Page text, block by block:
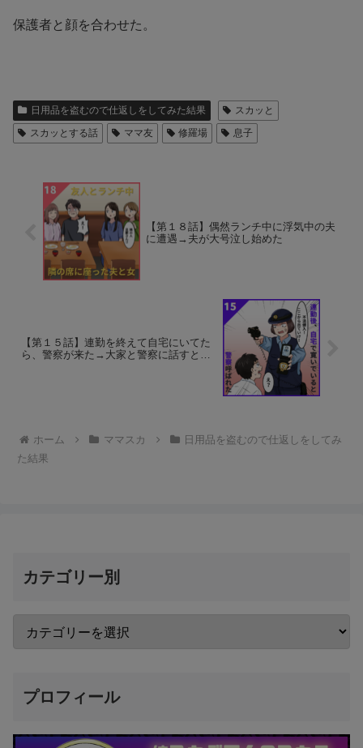
保護者と顔を合わせた。
日用品を盗むので仕返しをしてみた結果
スカッと
スカッとする話
ママ友 修羅場 息子
【第１８話】偶然ランチ中に浮気中の夫
に遭遇→夫が大号泣し始めた
【第１５話】連勤を終えて自宅にいてた
ら、警察が来た→大家と警察に話すと…
ホーム ママスカ
日用品を盗むので仕返しをしてみ
た結果
カテゴリー別
プロフィール